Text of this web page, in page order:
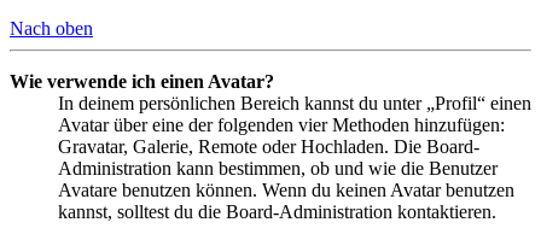
Nach oben
Wie verwende ich einen Avatar?
In deinem persönlichen Bereich kannst du unter „Profil“ einen
Avatar über eine der folgenden vier Methoden hinzufügen:
Gravatar, Galerie, Remote oder Hochladen. Die Board-
Administration kann bestimmen, ob und wie die Benutzer
Avatare benutzen können. Wenn du keinen Avatar benutzen
kannst, solltest du die Board-Administration kontaktieren.